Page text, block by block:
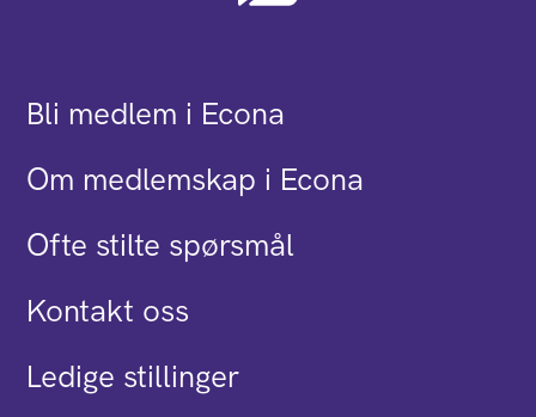
Bli medlem i Econa
Om medlemskap i Econa
Ofte stilte spørsmål
Kontakt oss
Ledige stillinger